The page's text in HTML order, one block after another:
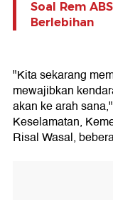
Soal Rem
Berlebihan
"Kita sekarang
mewajibkan
akan ke arah
Keselamatan,
Risal Wasal,